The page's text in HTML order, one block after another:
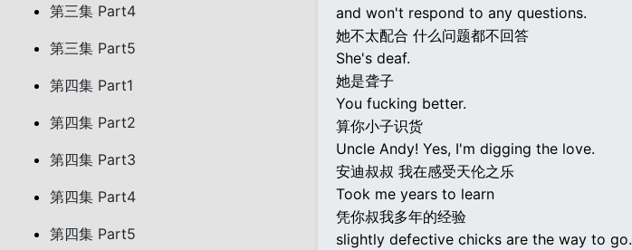
第三集 Part4
第三集 Part5
第四集 Part1
第四集 Part2
第四集 Part3
第四集 Part4
第四集 Part5
and won't respond to any questions.
她不太配合 什么问题都不回答
She's deaf.
她是聋子
You fucking better.
算你小子识货
Uncle Andy! Yes, I'm digging the love.
安迪叔叔 我在感受天伦之乐
Took me years to learn
凭你叔我多年的经验
slightly defective chicks are the way to go.